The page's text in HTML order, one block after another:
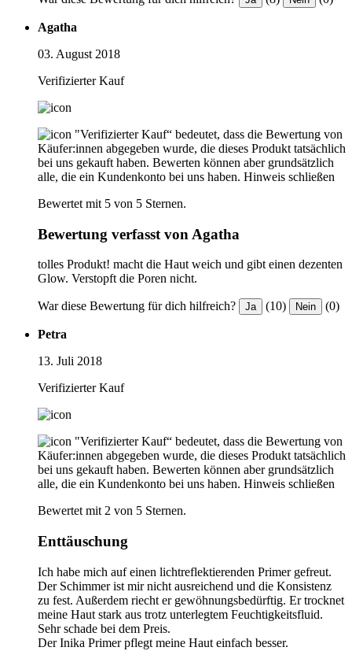
Agatha
03. August 2018
Verifizierter Kauf
"Verifizierter Kauf“ bedeutet, dass die Bewertung von
Käufer:innen abgegeben wurde, die dieses Produkt tatsächlich
bei uns gekauft haben. Bewerten können aber grundsätzlich
alle, die ein Kundenkonto bei uns haben. Hinweis schließen
Bewertet mit 5 von 5 Sternen.
Bewertung verfasst von Agatha
tolles Produkt! macht die Haut weich und gibt einen dezenten
Glow. Verstopft die Poren nicht.
War diese Bewertung für dich hilfreich? Ja (10) Nein (0)
Petra
13. Juli 2018
Verifizierter Kauf
"Verifizierter Kauf“ bedeutet, dass die Bewertung von
Käufer:innen abgegeben wurde, die dieses Produkt tatsächlich
bei uns gekauft haben. Bewerten können aber grundsätzlich
alle, die ein Kundenkonto bei uns haben. Hinweis schließen
Bewertet mit 2 von 5 Sternen.
Enttäuschung
Ich habe mich auf einen lichtreflektierenden Primer gefreut.
Der Schimmer ist mir nicht ausreichend und die Konsistenz
zu fest. Außerdem riecht er gewöhnungsbedürftig. Er trocknet
meine Haut stark aus trotz unterlegtem Feuchtigkeitsfluid.
Sehr schade bei dem Preis.
Der Inika Primer pflegt meine Haut einfach besser.